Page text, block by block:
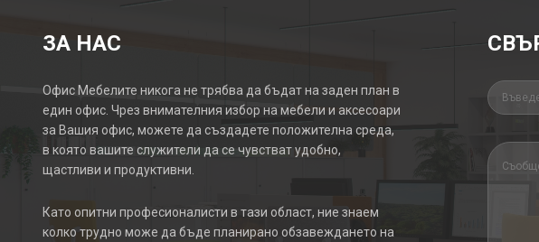
ЗА НАС
Офис Мебелите никога не трябва да бъдат на заден план в
един офис. Чрез внимателния избор на мебели и аксесоари
за Вашия офис, можете да създадете положителна среда,
в която вашите служители да се чувстват удобно,
щастливи и продуктивни.
Като опитни професионалисти в тази област, ние знаем
колко трудно може да бъде планирано обзавеждането на